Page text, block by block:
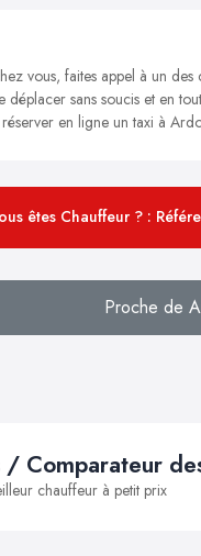
vous, faites appel à un
déplacer sans soucis et en
en ligne un taxi à
êtes Chauffeur ? :
Proche de
Comparateur
chauffeur à petit prix